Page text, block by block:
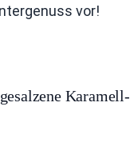
vor!
Karamell-